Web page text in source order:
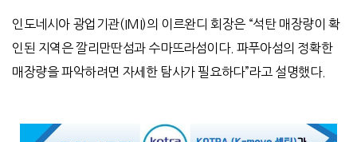
인도네시아 광업기관(IMI)의 이르완디 회장은 “석탄 매장량이 확
인된 지역은 깔리만딴섬과 수마뜨라섬이다. 파푸아섬의 정확한
매장량을 파악하려면 자세한 탐사가 필요하다”라고 설명했다.